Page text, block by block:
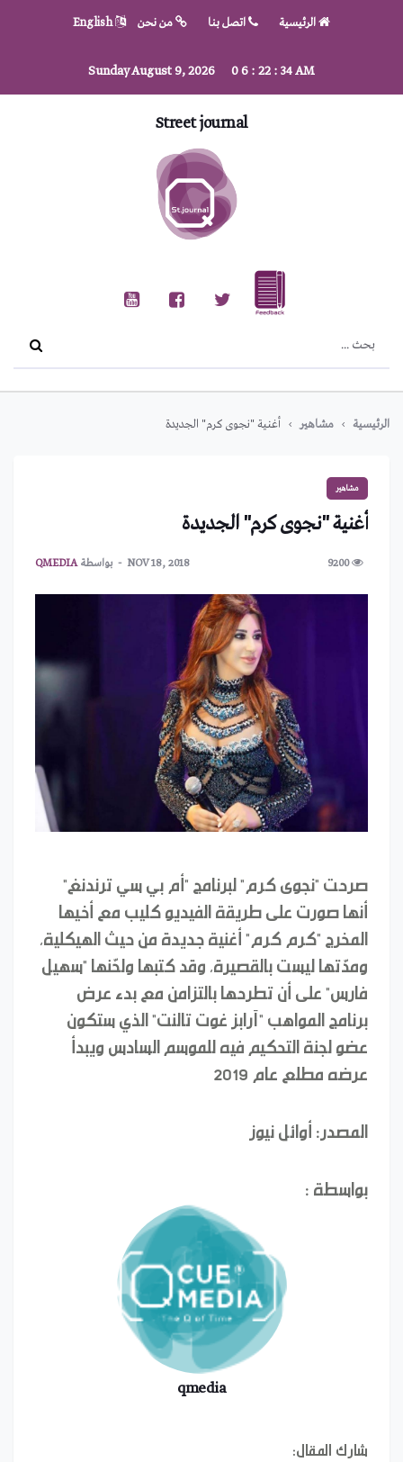
الرئيسية اتصل بنا من نحن English
Sunday August 9, 2026 06 : 22 : 34AM
Street journal
الرئيسية مشاهير أغنية "نجوى كرم" الجديدة
مشاهير
أغنية "نجوى كرم" الجديدة
9200
NOV 18, 2018 بواسطةQMEDIA
صرحت "نجوى كرم" لبرنامج "أم بي سي ترندنغ"
أنها صورت على طريقة الفيديو كليب مع أخيها
المخرج "كرم كرم" أغنية جديدة من حيث الهيكلية،
ومدّتها ليست بالقصيرة، وقد كتبها ولحّنها "سهيل
فارس" على أن تطرحها بالتزامن مع بدء عرض
برنامج المواهب "آرابز غوت تالنت" الذي ستكون
عضو لجنة التحكيم فيه للموسم السادس ويبدأ
عرضه مطلع عام 2019
المصدر: أوائل نيوز
بواسطة :
qmedia
شارك المقال: